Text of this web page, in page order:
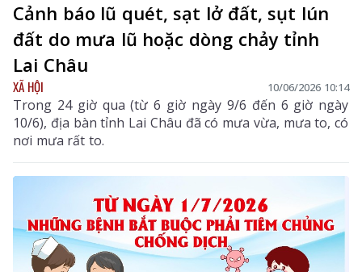
Cảnh báo lũ quét, sạt lở đất, sụt lún
đất do mưa lũ hoặc dòng chảy tỉnh
Lai Châu
XÃ HỘI 10/06/2026 10:14
Trong 24 giờ qua (từ 6 giờ ngày 9/6 đến 6 giờ ngày
10/6), địa bàn tỉnh Lai Châu đã có mưa vừa, mưa to, có
nơi mưa rất to.